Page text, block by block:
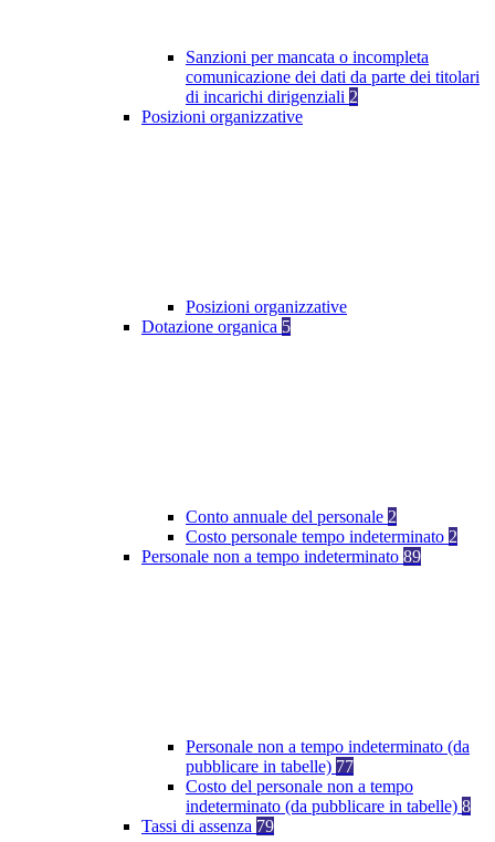
Sanzioni per mancata o incompleta
comunicazione dei dati da parte dei titolari
di incarichi dirigenziali 2
Posizioni organizzative
Posizioni organizzative
Dotazione organica 5
Conto annuale del personale 2
Costo personale tempo indeterminato 2
Personale non a tempo indeterminato 89
Personale non a tempo indeterminato (da
pubblicare in tabelle) 77
Costo del personale non a tempo
indeterminato (da pubblicare in tabelle) 8
Tassi di assenza 79